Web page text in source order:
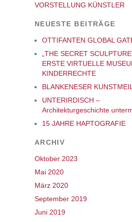
VORSTELLUNG KÜNSTLER
NEUESTE BEITRÄGE
OTTIFANTEN GLOBAL
„THE SECRET
ERSTE VIRTUELLE
KINDERRECHTE
BLANKENESER
UNTERIRDISCH –
Architekturgeschichte
15 JAHRE HAPTOGRAFIE
ARCHIV
Oktober 2023
Mai 2020
März 2020
September 2019
Juni 2019